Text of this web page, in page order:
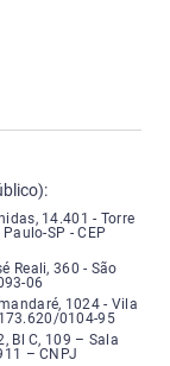
Nações Unidas,
14.401 - Torre
SP - CEP
Heitor José
Reali, 360 - São
06
Tamandaré,
1024 - Vila
0104-95
Norte, sem
Bl C, 109 – Sala
– CNPJ